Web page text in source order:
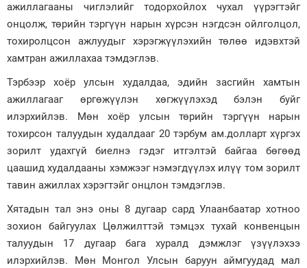
ажиллагааны чиглэлийг тодорхойлох чухал үүрэгтэйг
онцолж, төрийн тэргүүн нарын хүрсэн нэгдсэн ойлголцол,
тохиролцсон ажлуудыг хэрэгжүүлэхийн төлөө идэвхтэй
хамтран ажиллахаа тэмдэглэв.
Тэрбээр хоёр улсын худалдаа, эдийн засгийн хамтын
ажиллагааг өргөжүүлэн хөгжүүлэхэд бэлэн буйг
илэрхийлэв. Мөн хоёр улсын төрийн тэргүүн нарын
тохирсон талуудын худалдааг 20 тэрбум ам.долларт хүргэх
зорилт удахгүй биелнэ гэдэг итгэлтэй байгаа бөгөөд
цаашид худалдааны хэмжээг нэмэгдүүлэх илүү том зорилт
тавин ажиллах хэрэгтэйг онцлон тэмдэглэв.
Хятадын тал энэ оны 8 дугаар сард Улаанбаатар хотноо
зохион байгуулах Цөлжилттэй тэмцэх тухай конвенцын
талуудын 17 дугаар бага хуралд дэмжлэг үзүүлэхээ
илэрхийлэв. Мөн Монгол Улсын баруун аймгуудад мал